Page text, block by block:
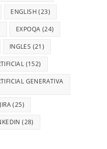
ENGLISH (23)
EXPOQA (24)
INGLES (21)
(152)
GENERATIVA
JIRA(25)
(28)